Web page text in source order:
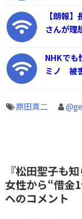
【朗報
さんが理
NHKでも
ミノ 被
原田真二
『松田聖子も
女性から“借金
へのコメント